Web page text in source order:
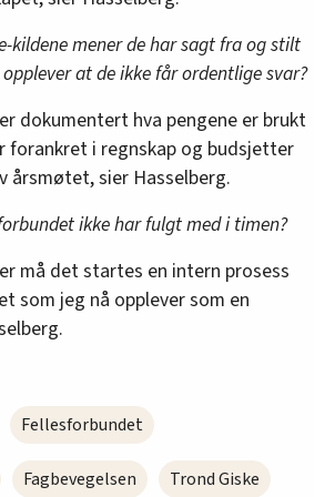
på denne siden.
kildene mener de har sagt fra og stilt
at de ikke får ordentlige svar?
dokumentert hva pengene er brukt
forankret i regnskap og budsjetter
årsmøtet, sier Hasselberg.
ikke har fulgt med i timen?
må det startes en intern prosess
som jeg nå opplever som en
Fellesforbundet
Fagbevegelsen Trond Giske